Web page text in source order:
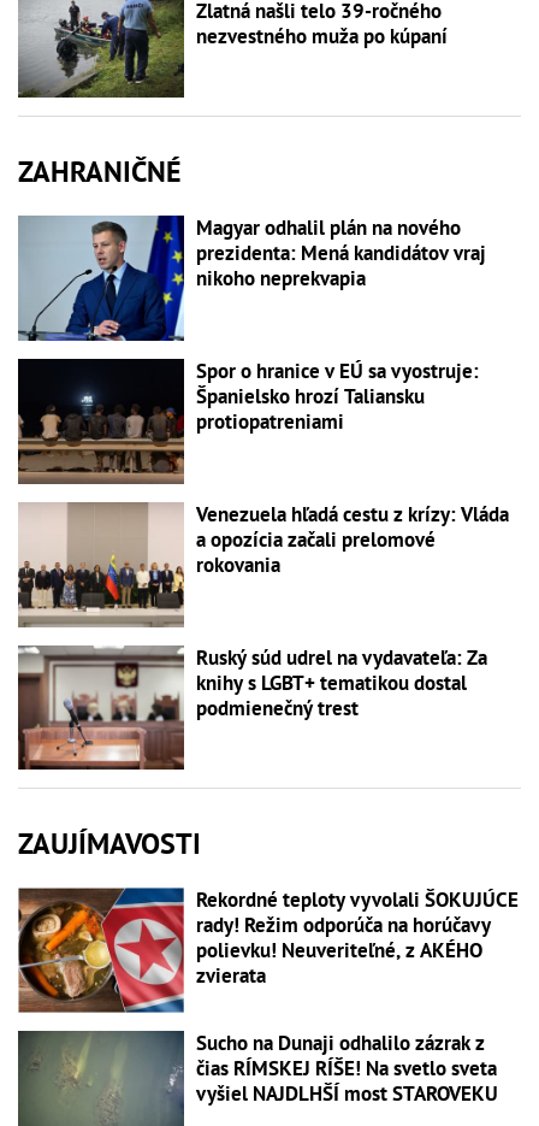
Zlatná našli telo 39-ročného
nezvestného muža po kúpaní
ZAHRANIČNÉ
Magyar odhalil plán na nového
prezidenta: Mená kandidátov vraj
nikoho neprekvapia
Spor o hranice v EÚ sa vyostruje:
Španielsko hrozí Taliansku
protiopatreniami
Venezuela hľadá cestu z krízy: Vláda
a opozícia začali prelomové
rokovania
Ruský súd udrel na vydavateľa: Za
knihy s LGBT+ tematikou dostal
podmienečný trest
ZAUJÍMAVOSTI
Rekordné teploty vyvolali ŠOKUJÚCE
rady! Režim odporúča na horúčavy
polievku! Neuveriteľné, z AKÉHO
zvierata
Sucho na Dunaji odhalilo zázrak z
čias RÍMSKEJ RÍŠE! Na svetlo sveta
vyšiel NAJDLHŠÍ most STAROVEKU